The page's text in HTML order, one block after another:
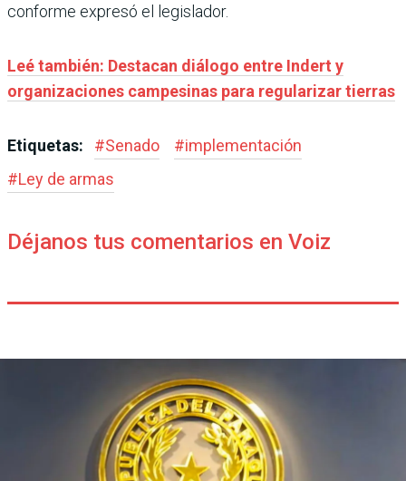
conforme expresó el legislador.
Leé también: Destacan diálogo entre Indert y
organizaciones campesinas para regularizar tierras
Etiquetas: #Senado #implementación
#Ley de armas
Déjanos tus comentarios en Voiz